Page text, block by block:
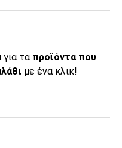
τα προϊόντα που
με ένα κλικ!